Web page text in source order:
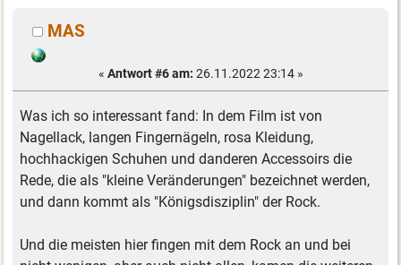
MAS
« Antwort #6 am: 26.11.2022 23:14 »
Was ich so interessant fand: In dem Film ist von
Nagellack, langen Fingernägeln, rosa Kleidung,
hochhackigen Schuhen und danderen Accessoirs die
Rede, die als "kleine Veränderungen" bezeichnet werden,
und dann kommt als "Königsdisziplin" der Rock.
Und die meisten hier fingen mit dem Rock an und bei